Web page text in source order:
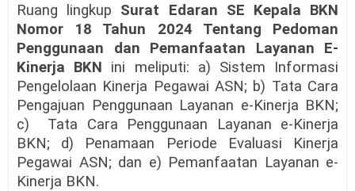
Ruang lingkup Surat Edaran SE Kepala BKN
Nomor 18 Tahun 2024 Tentang Pedoman
Penggunaan dan Pemanfaatan Layanan E-
Kinerja BKN ini meliputi: a) Sistem Informasi
Pengelolaan Kinerja Pegawai ASN; b) Tata Cara
Pengajuan Penggunaan Layanan e-Kinerja BKN;
c)
Tata Cara Penggunaan Layanan e-Kinerja
BKN; d) Penamaan Periode Evaluasi Kinerja
Pegawai ASN; dan e) Pemanfaatan Layanan e-
Kinerja BKN.